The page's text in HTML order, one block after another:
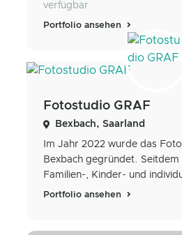
verfügbar.
Portfolio ansehen
Fotostudio GRAF
Bexbach, Saarland
Im Jahr 2022 wurde das
Bexbach gegründet. Seitdem
Familien-, Kinder- und
Portfolio ansehen